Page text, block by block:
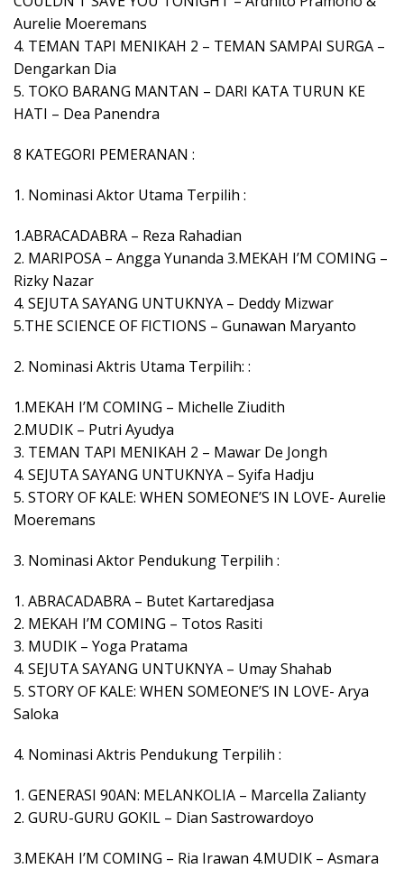
Aurelie Moeremans
4. TEMAN TAPI MENIKAH 2 – TEMAN SAMPAI SURGA –
Dengarkan Dia
5. TOKO BARANG MANTAN – DARI KATA TURUN KE
HATI – Dea Panendra
8 KATEGORI PEMERANAN :
1. Nominasi Aktor Utama Terpilih :
1.ABRACADABRA – Reza Rahadian
2. MARIPOSA – Angga Yunanda 3.MEKAH I’M COMING –
Rizky Nazar
4. SEJUTA SAYANG UNTUKNYA – Deddy Mizwar
5.THE SCIENCE OF FICTIONS – Gunawan Maryanto
2. Nominasi Aktris Utama Terpilih: :
1.MEKAH I’M COMING – Michelle Ziudith
2.MUDIK – Putri Ayudya
3. TEMAN TAPI MENIKAH 2 – Mawar De Jongh
4. SEJUTA SAYANG UNTUKNYA – Syifa Hadju
5. STORY OF KALE: WHEN SOMEONE’S IN LOVE- Aurelie
Moeremans
3. Nominasi Aktor Pendukung Terpilih :
1. ABRACADABRA – Butet Kartaredjasa
2. MEKAH I’M COMING – Totos Rasiti
3. MUDIK – Yoga Pratama
4. SEJUTA SAYANG UNTUKNYA – Umay Shahab
5. STORY OF KALE: WHEN SOMEONE’S IN LOVE- Arya
Saloka
4. Nominasi Aktris Pendukung Terpilih :
1. GENERASI 90AN: MELANKOLIA – Marcella Zalianty
2. GURU-GURU GOKIL – Dian Sastrowardoyo
3.MEKAH I’M COMING – Ria Irawan 4.MUDIK – Asmara